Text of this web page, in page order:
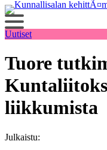
Siirry
sisältöön
Uutiset
Tuore
liikkumista
Julkaistu: